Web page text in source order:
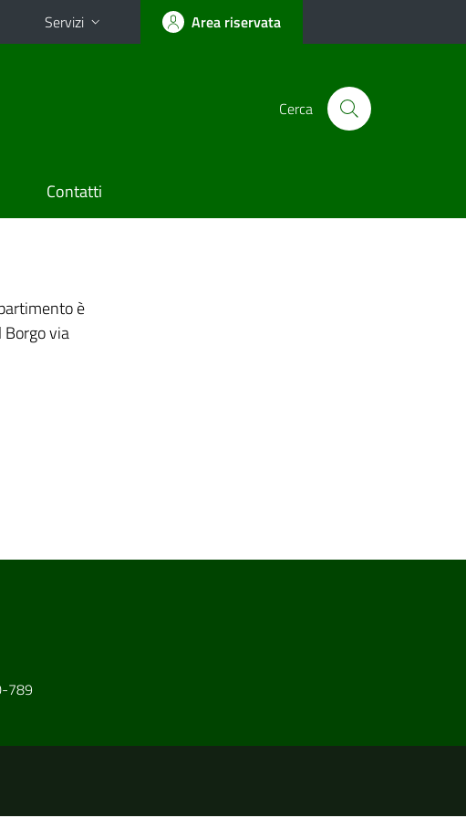
Servizi Area riservata
Cerca
Contatti
è
Borgo via
789